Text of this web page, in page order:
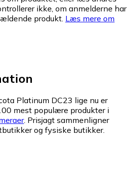
ikke, om anmelderne har
produkt. Læs mere om
Platinum DC23 lige nu er
mest populære produkter i
. Prisjagt sammenligner
og fysiske butikker.